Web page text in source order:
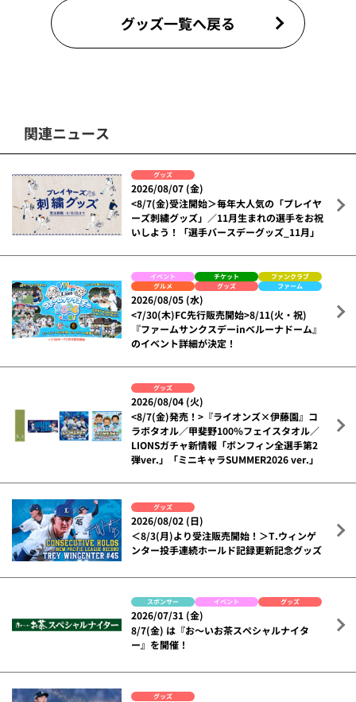
グッズ一覧へ戻る
関連ニュース
グッズ
2026/08/07 (金)
<8/7(金)受注開始＞毎年大人気の「プレイヤ
ーズ刺繍グッズ」／11月生まれの選手をお祝
いしよう！「選手バースデーグッズ_11月」
イベント チケット
ファンクラブ
グルメ
グッズ ファーム
2026/08/05 (水)
<7/30(木)FC先行販売開始>8/11(火・祝)
『ファームサンクスデーinベルーナドーム』
のイベント詳細が決定！
グッズ
2026/08/04 (火)
<8/7(金)発売！>『ライオンズ×伊藤園』コ
ラボタオル／甲斐野100％フェイスタオル／
LIONSガチャ新情報「ボンフィン全選手第2
弾ver.」「ミニキャラSUMMER2026 ver.」
グッズ
2026/08/02 (日)
＜8/3(月)より受注販売開始！＞T.ウィンゲ
ンター投手連続ホールド記録更新記念グッズ
スポンサー イベント グッズ
2026/07/31 (金)
8/7(金) は『お～いお茶スペシャルナイタ
ー』を開催！
グッズ